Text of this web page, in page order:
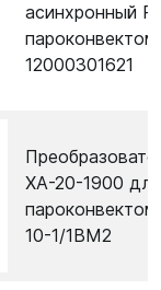
асинхронный
12000301621
ХА-20-1900 для
10-1/1ВМ2